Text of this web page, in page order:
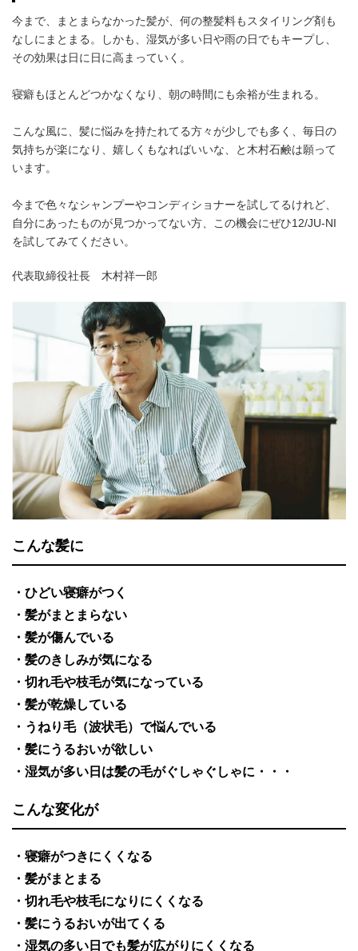
今まで、まとまらなかった髪が、何の整髪料もスタイリング剤も
なしにまとまる。しかも、湿気が多い日や雨の日でもキープし、
その効果は日に日に高まっていく。
寝癖もほとんどつかなくなり、朝の時間にも余裕が生まれる。
こんな風に、髪に悩みを持たれてる方々が少しでも多く、毎日の
気持ちが楽になり、嬉しくもなればいいな、と木村石鹸は願って
います。
今まで色々なシャンプーやコンディショナーを試してるけれど、
自分にあったものが見つかってない方、この機会にぜひ12/JU-NI
を試してみてください。
代表取締役社長 木村祥一郎
こんな髪に
・ひどい寝癖がつく
・髪がまとまらない
・髪が傷んでいる
・髪のきしみが気になる
・切れ毛や枝毛が気になっている
・髪が乾燥している
・うねり毛（波状毛）で悩んでいる
・髪にうるおいが欲しい
・湿気が多い日は髪の毛がぐしゃぐしゃに・・・
こんな変化が
・寝癖がつきにくくなる
・髪がまとまる
・切れ毛や枝毛になりにくくなる
・髪にうるおいが出てくる
・湿気の多い日でも髪が広がりにくくなる